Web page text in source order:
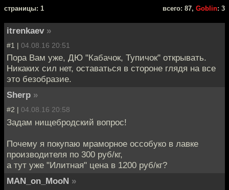
cтраницы: 1 всего: 87, Goblin: 3
itrenkaev »
#1 | 04.08.16 20:51
Пора Вам уже, ДЮ "Кабачок, Тупичок" открывать.
Никаких сил нет, оставаться в стороне глядя на все
это безобразие.
Sherp »
#2 | 04.08.16 20:58
Задам нищебродский вопрос!
Почему я покупаю мраморное оссобуко в лавке
производителя по 300 руб/кг,
а тут уже "Илитная" цена в 1200 руб/кг?
MAN_on_MooN »